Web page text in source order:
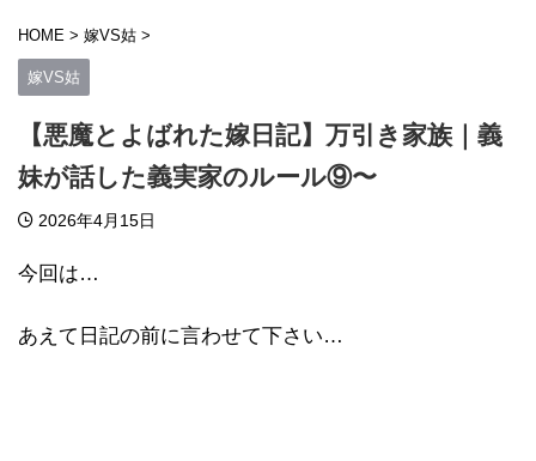
HOME > 嫁VS姑 >
嫁VS姑
【悪魔とよばれた嫁日記】万引き家族｜義
妹が話した義実家のルール⑨〜
2026年4月15日
今回は…
あえて日記の前に言わせて下さい…